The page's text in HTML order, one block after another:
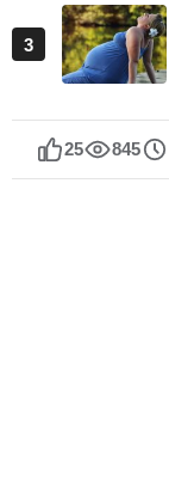
3
25 845